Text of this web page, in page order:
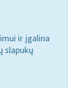
ir įgalina
slapukų